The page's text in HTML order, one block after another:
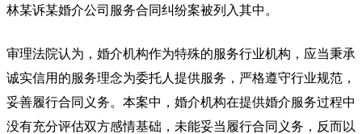
林某诉某婚介公司服务合同纠纷案被列入其中。
审理法院认为，婚介机构作为特殊的服务行业机构，应当秉承
诚实信用的服务理念为委托人提供服务，严格遵守行业规范，
妥善履行合同义务。本案中，婚介机构在提供婚介服务过程中
没有充分评估双方感情基础，未能妥当履行合同义务，反而以